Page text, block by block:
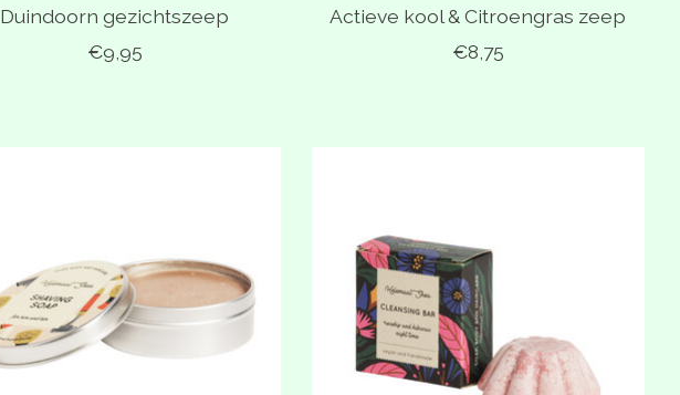
Duindoorn gezichtszeep
€9,95
Actieve kool & Citroengras zeep
€8,75